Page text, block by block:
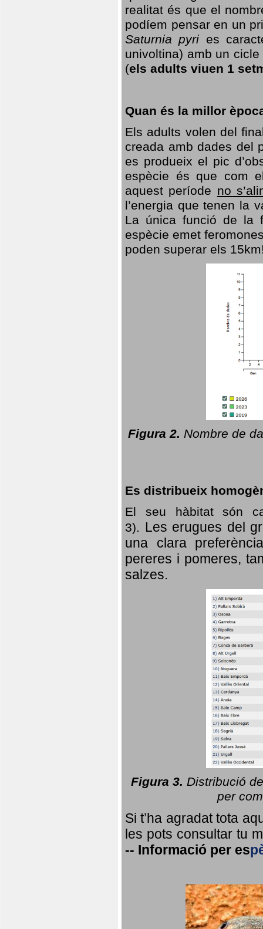
realitat és que el
podíem pensar en un
Saturnia pyri es
univoltina) amb un
(els adults viuen 1
Quan és la millor
Els adults volen del
creada amb dades del
es produeix el pic
espècie és que com
aquest període no
l’energia que tenen la
La única funció de la
espècie emet
poden superar els
Figura 2. Nombre de
Es distribueix
El seu hàbitat són
3). Les erugues del
una clara
pereres i pomeres,
salzes.
Figura 3. Distribució
per
Si t’ha agradat tota
les pots consultar tu
-- Informació per es